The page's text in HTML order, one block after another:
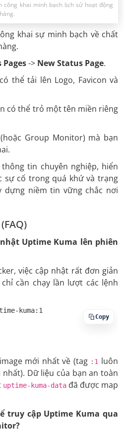
công khai minh bạch lịch sử hoạt động
khai sự minh bạch về chất
-> New Status Page.
thể tải lên Logo, Favicon và
có thể trỏ một tên miền riêng
Group Monitor) mà bạn
tin chuyên nghiệp, hiển
sự cố trong quá khứ và trạng
dựng niềm tin vững chắc nơi
Uptime Kuma lên phiên
việc cập nhật rất đơn giản
cần chạy lần lượt các lệnh
kuma:1
Copy
mới nhất về (tag :1 luôn
Dữ liệu của bạn an toàn
uptime-kuma-data đã được map
truy cập Uptime Kuma qua